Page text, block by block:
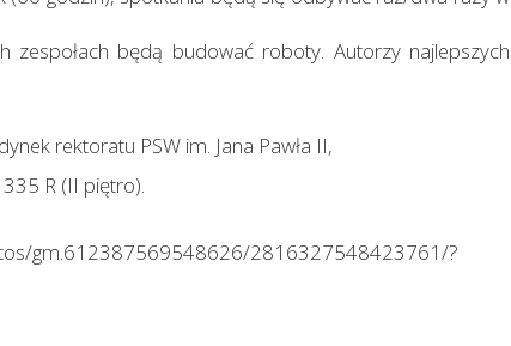
zespołach będą budować roboty. Autorzy najlepszych
rektoratu PSW im. Jana Pawła II,
R (II piętro).
gm.612387569548626/2816327548423761/?